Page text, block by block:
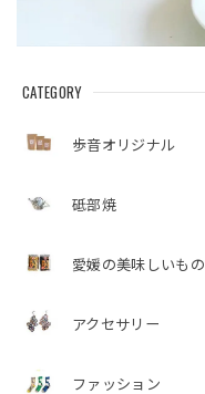
CATEGORY
歩音オリジナル
砥部焼
愛媛の美味しいもの
アクセサリー
ファッション